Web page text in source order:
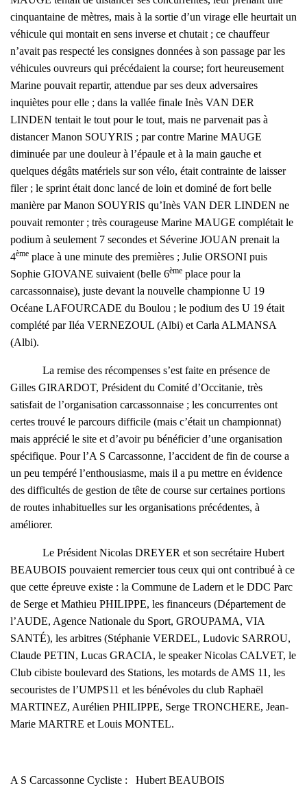
cinquantaine de mètres, mais à la sortie d’un virage elle heurtait un
véhicule qui montait en sens inverse et chutait ; ce chauffeur
n’avait pas respecté les consignes données à son passage par les
véhicules ouvreurs qui précédaient la course; fort heureusement
Marine pouvait repartir, attendue par ses deux adversaires
inquiètes pour elle ; dans la vallée finale Inès VAN DER
LINDEN tentait le tout pour le tout, mais ne parvenait pas à
distancer Manon SOUYRIS ; par contre Marine MAUGE
diminuée par une douleur à l’épaule et à la main gauche et
quelques dégâts matériels sur son vélo, était contrainte de laisser
filer ; le sprint était donc lancé de loin et dominé de fort belle
manière par Manon SOUYRIS qu’Inès VAN DER LINDEN ne
pouvait remonter ; très courageuse Marine MAUGE complétait le
podium à seulement 7 secondes et Séverine JOUAN prenait la
4ème place à une minute des premières ; Julie ORSONI puis
Sophie GIOVANE suivaient (belle 6ème place pour la
carcassonnaise), juste devant la nouvelle championne U 19
Océane LAFOURCADE du Boulou ; le podium des U 19 était
complété par Iléa VERNEZOUL (Albi) et Carla ALMANSA
(Albi).
La remise des récompenses s’est faite en présence de
Gilles GIRARDOT, Président du Comité d’Occitanie, très
satisfait de l’organisation carcassonnaise ; les concurrentes ont
certes trouvé le parcours difficile (mais c’était un championnat)
mais apprécié le site et d’avoir pu bénéficier d’une organisation
spécifique. Pour l’A S Carcassonne, l’accident de fin de course a
un peu tempéré l’enthousiasme, mais il a pu mettre en évidence
des difficultés de gestion de tête de course sur certaines portions
de routes inhabituelles sur les organisations précédentes, à
améliorer.
Le Président Nicolas DREYER et son secrétaire Hubert
BEAUBOIS pouvaient remercier tous ceux qui ont contribué à ce
que cette épreuve existe : la Commune de Ladern et le DDC Parc
de Serge et Mathieu PHILIPPE, les financeurs (Département de
l’AUDE, Agence Nationale du Sport, GROUPAMA, VIA
SANTÉ), les arbitres (Stéphanie VERDEL, Ludovic SARROU,
Claude PETIN, Lucas GRACIA, le speaker Nicolas CALVET, le
Club cibiste boulevard des Stations, les motards de AMS 11, les
secouristes de l’UMPS11 et les bénévoles du club Raphaël
MARTINEZ, Aurélien PHILIPPE, Serge TRONCHERE, Jean-
Marie MARTRE et Louis MONTEL.
A S Carcassonne Cycliste : Hubert BEAUBOIS